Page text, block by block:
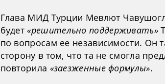
Глава МИД Турции Мевлют
будет«решительно поддерживать»
по вопросам ее независимости. Он
сторону в том, что та не смогла
повторила «заезженные формулы».